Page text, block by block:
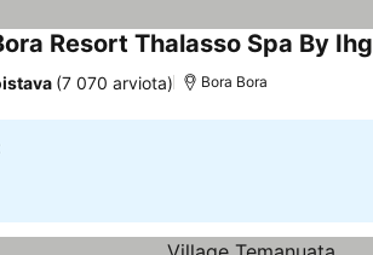
Resort Thalasso Spa By Ihg
(7 070 arviota) Bora Bora